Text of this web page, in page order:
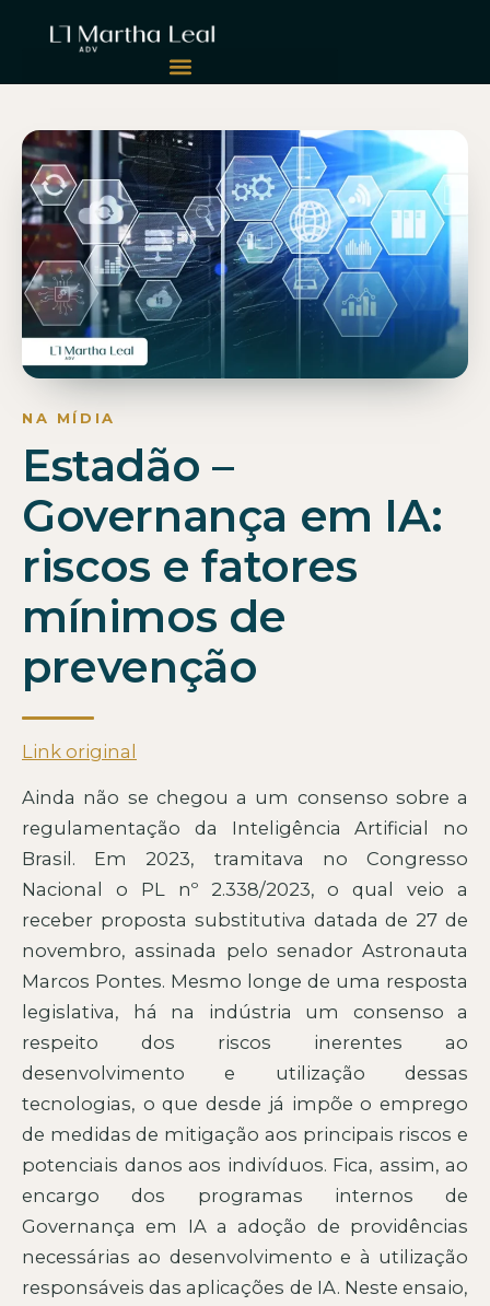
Estadão –
Governança em IA:
riscos e fatores
mínimos de
prevenção
Link original
Ainda não se chegou a um consenso sobre a
regulamentação da Inteligência Artificial no
Brasil. Em 2023, tramitava no Congresso
Nacional o PL nº 2.338/2023, o qual veio a
receber proposta substitutiva datada de 27 de
novembro, assinada pelo senador Astronauta
Marcos Pontes. Mesmo longe de uma resposta
legislativa, há na indústria um consenso a
respeito dos riscos inerentes ao
desenvolvimento e utilização dessas
tecnologias, o que desde já impõe o emprego
de medidas de mitigação aos principais riscos e
potenciais danos aos indivíduos. Fica, assim, ao
encargo dos programas internos de
Governança em IA a adoção de providências
necessárias ao desenvolvimento e à utilização
responsáveis das aplicações de IA. Neste ensaio,